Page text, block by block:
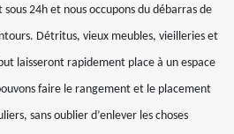
24h et nous occupons du débarras de
Détritus, vieux meubles, vieilleries et
laisseront rapidement place à un espace
faire le rangement et le placement
sans oublier d’enlever les choses